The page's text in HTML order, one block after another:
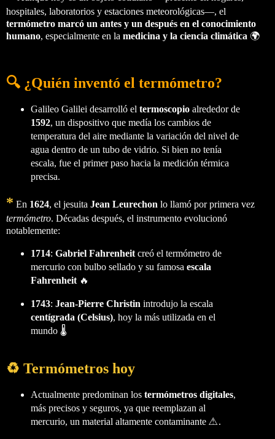
hospitales, laboratorios y estaciones meteorológicas—, el
termómetro marcó un antes y un después en el conocimiento
humano, especialmente en la medicina y la ciencia climática 🌍
🔍 ¿Quién inventó el termómetro?
Galileo Galilei desarrolló el termoscopioalrededor de
1592, un dispositivo que medía los cambios de
temperatura del aire mediante la variación del nivel de
agua dentro de un tubo de vidrio. Si bien no tenía
escala, fue el primer paso hacia la medición térmica
precisa.
* En 1624, el jesuita Jean Leurechon lo llamó por primera vez
termómetro. Décadas después, el instrumento evolucionó
notablemente:
1714: Gabriel Fahrenheitcreó el termómetro de
mercurio con bulbo sellado y su famosa escala
Fahrenheit🔥
1743: Jean-Pierre Christin introdujo la escala
centígrada (Celsius), hoy la más utilizada en el
mundo 🌡️
♻️ Termómetros hoy
Actualmente predominan los termómetros digitales,
más precisos y seguros, ya que reemplazan al
mercurio, un material altamente contaminante ⚠️.